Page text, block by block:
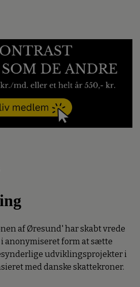
af Øresund' har skabt vrede
anonymiseret form at sætte
udviklingsprojekter i
med danske skattekroner.